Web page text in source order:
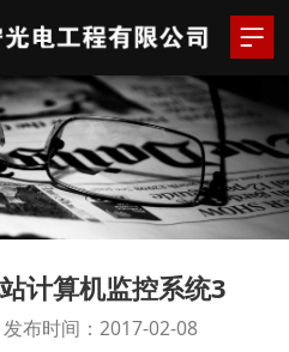
计算机监控系统3
发布时间：2017-02-08